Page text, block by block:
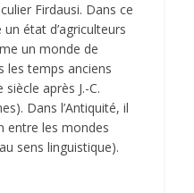
Firdausi. Dans ce
état d’agriculteurs
un monde de
les temps anciens
après J.-C.
Dans l’Antiquité, il
entre les mondes
sens linguistique).